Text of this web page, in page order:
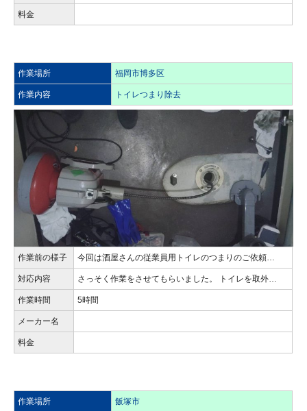
料金
作業場所 福岡市博多区
作業内容 トイレつまり除去
作業前の様子 今回は酒屋さんの従業員用トイレのつまりのご依頼…
対応内容 さっそく作業をさせてもらいました。 トイレを取外…
作業時間 5時間
メーカー名
料金
作業場所 飯塚市